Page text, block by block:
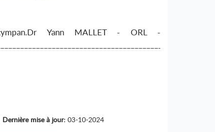
Yann MALLET - ORL -
Dernière mise à jour: 03-10-2024